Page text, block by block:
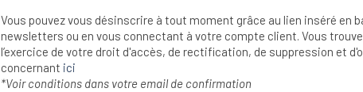
Vous pouvez vous désinscrire à tout moment grâce au lien inséré en
newsletters ou en vous connectant à votre compte client. Vous
l’exercice de votre droit d'accès, de rectification, de suppression et
concernant ici
*Voir conditions dans votre email de confirmation